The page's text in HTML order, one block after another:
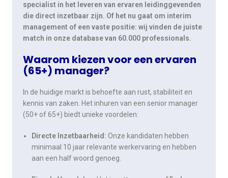
specialist in het leveren van ervaren leidinggevenden
die direct inzetbaar zijn. Of het nu gaat om interim
management of een vaste positie: wij vinden de juiste
match in onze database van 60.000 professionals.
Waarom kiezen voor een ervaren
(65+) manager?
In de huidige markt is behoefte aan rust, stabiliteit en
kennis van zaken. Het inhuren van een senior manager
(50+ of 65+) biedt unieke voordelen:
Directe Inzetbaarheid: Onze kandidaten hebben
minimaal 10 jaar relevante werkervaring en hebben
aan een half woord genoeg.